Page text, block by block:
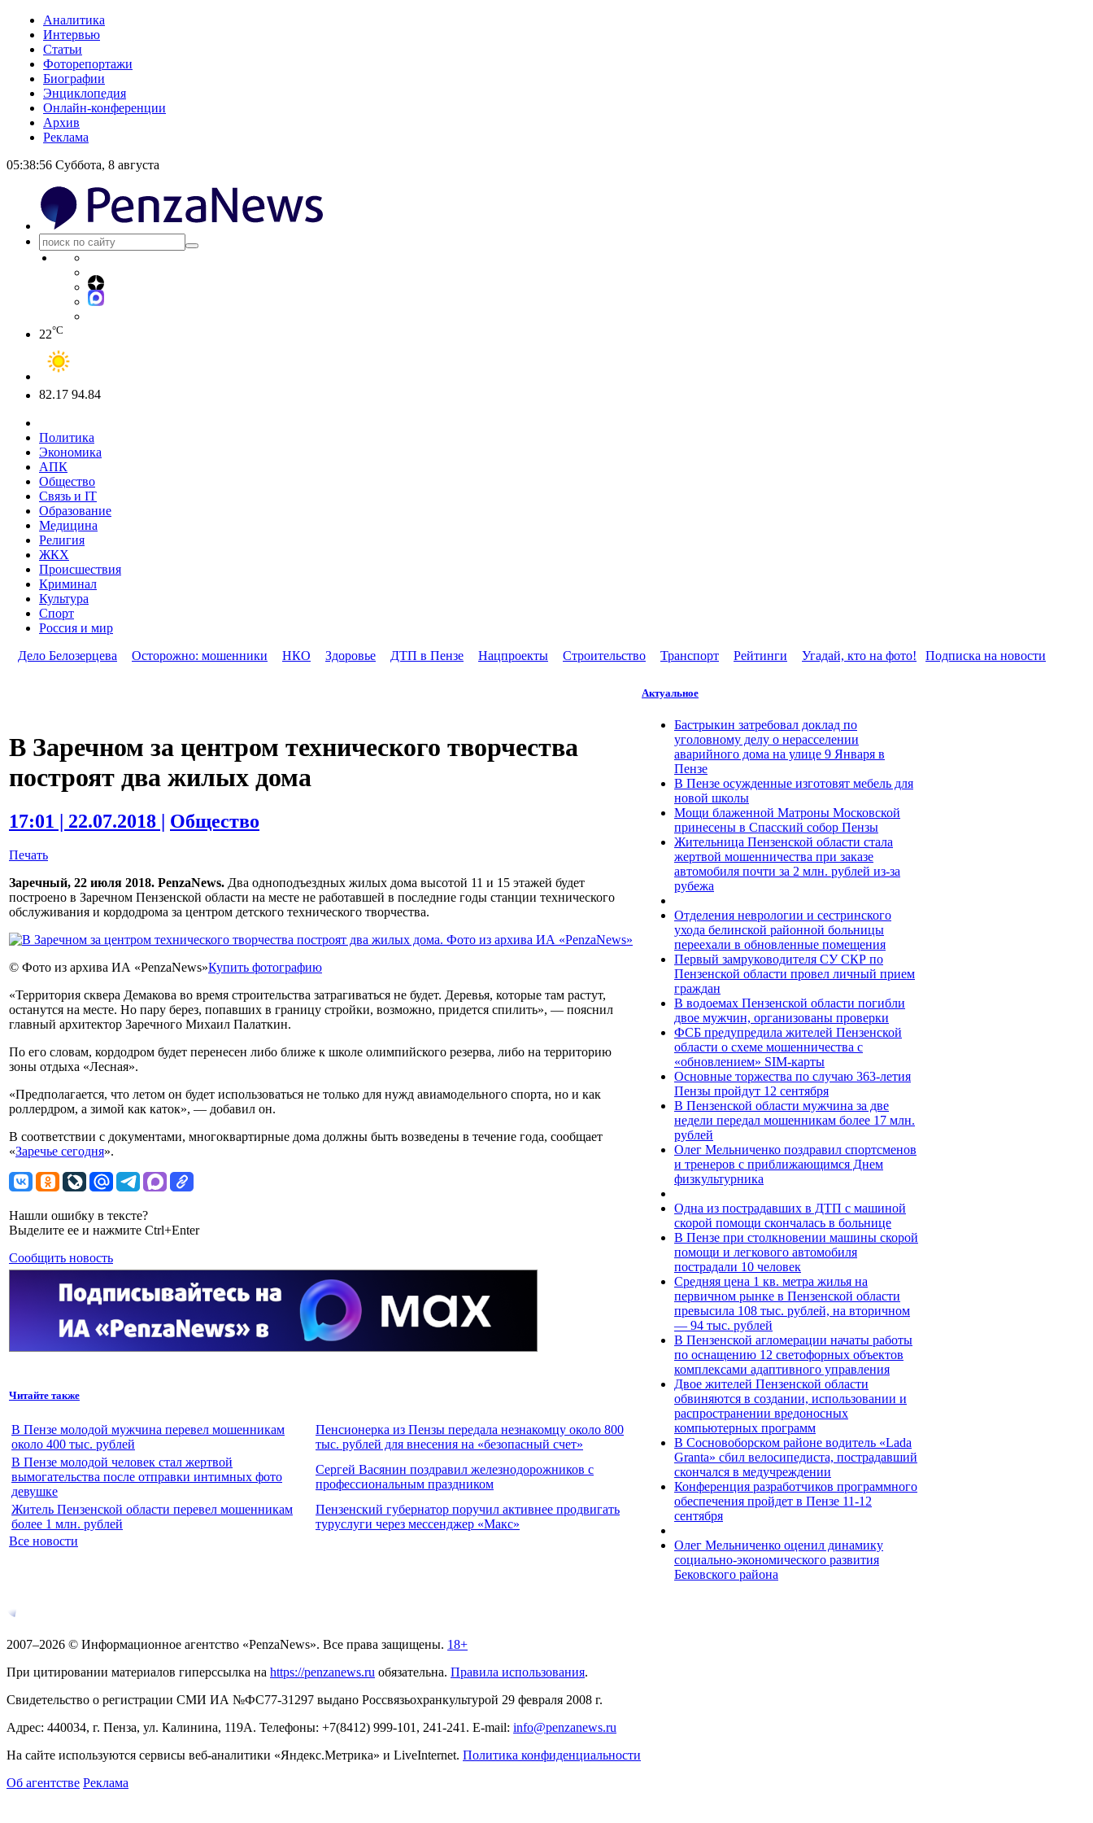
Аналитика
Интервью
Статьи
Фоторепортажи
Биографии
Энциклопедия
Онлайн-конференции
Архив
Реклама
05:38:56 Суббота, 8 августа
22°C
82.17 94.84
Политика
Экономика
АПК
Общество
Связь и IT
Образование
Медицина
Религия
ЖКХ
Происшествия
Криминал
Культура
Спорт
Россия и мир
Дело Белозерцева
Осторожно: мошенники НКО Здоровье ДТП в Пензе Нацпроекты Строительство Транспорт Рейтинги Угадай, кто на фото! Подписка на новости
В Заречном за центром технического творчества
построят два жилых дома
17:01 | 22.07.2018 | Общество
Печать
Заречный, 22 июля 2018. PenzaNews. Два одноподъездных жилых дома высотой 11 и 15 этажей будет
построено в Заречном Пензенской области на месте не работавшей в последние годы станции технического
обслуживания и кордодрома за центром детского технического творчества.
© Фото из архива ИА «PenzaNews»Купить фотографию
«Территория сквера Демакова во время строительства затрагиваться не будет. Деревья, которые там растут,
останутся на месте. Но пару берез, попавших в границу стройки, возможно, придется спилить», — пояснил
главный архитектор Заречного Михаил Палаткин.
По его словам, кордодром будет перенесен либо ближе к школе олимпийского резерва, либо на территорию
зоны отдыха «Лесная».
«Предполагается, что летом он будет использоваться не только для нужд авиамодельного спорта, но и как
роллердром, а зимой как каток», — добавил он.
В соответствии с документами, многоквартирные дома должны быть возведены в течение года, сообщает
«Заречье сегодня».
Нашли ошибку в тексте?
Выделите ее и нажмите Ctrl+Enter
Сообщить новость
Читайте также
В Пензе молодой мужчина перевел мошенникам
около 400 тыс. рублей
Пенсионерка из Пензы передала незнакомцу около 800
тыс. рублей для внесения на «безопасный счет»
В Пензе молодой человек стал жертвой
вымогательства после отправки интимных фото
девушке
Сергей Васянин поздравил железнодорожников с
профессиональным праздником
Житель Пензенской области перевел мошенникам
более 1 млн. рублей
Пензенский губернатор поручил активнее продвигать
туруслуги через мессенджер «Макс»
Все новости
Актуальное
Бастрыкин затребовал доклад по
уголовному делу о нерасселении
аварийного дома на улице 9 Января в
Пензе
В Пензе осужденные изготовят мебель для
новой школы
Мощи блаженной Матроны Московской
принесены в Спасский собор Пензы
Жительница Пензенской области стала
жертвой мошенничества при заказе
автомобиля почти за 2 млн. рублей из-за
рубежа
Отделения неврологии и сестринского
ухода белинской районной больницы
переехали в обновленные помещения
Первый замруководителя СУ СКР по
Пензенской области провел личный прием
граждан
В водоемах Пензенской области погибли
двое мужчин, организованы проверки
ФСБ предупредила жителей Пензенской
области о схеме мошенничества c
«обновлением» SIM-карты
Основные торжества по случаю 363-летия
Пензы пройдут 12 сентября
В Пензенской области мужчина за две
недели передал мошенникам более 17 млн.
рублей
Олег Мельниченко поздравил спортсменов
и тренеров с приближающимся Днем
физкультурника
Одна из пострадавших в ДТП с машиной
скорой помощи скончалась в больнице
В Пензе при столкновении машины скорой
помощи и легкового автомобиля
пострадали 10 человек
Средняя цена 1 кв. метра жилья на
первичном рынке в Пензенской области
превысила 108 тыс. рублей, на вторичном
— 94 тыс. рублей
В Пензенской агломерации начаты работы
по оснащению 12 светофорных объектов
комплексами адаптивного управления
Двое жителей Пензенской области
обвиняются в создании, использовании и
распространении вредоносных
компьютерных программ
В Сосновоборском районе водитель «Lada
Granta» сбил велосипедиста, пострадавший
скончался в медучреждении
Конференция разработчиков программного
обеспечения пройдет в Пензе 11-12
сентября
Олег Мельниченко оценил динамику
социально-экономического развития
Бековского района
2007–2026 © Информационное агентство «PenzaNews». Все права защищены. 18+
При цитировании материалов гиперссылка на https://penzanews.ru обязательна. Правила использования.
Свидетельство о регистрации СМИ ИА №ФС77-31297 выдано Россвязьохранкультурой 29 февраля 2008 г.
Адрес: 440034, г. Пенза, ул. Калинина, 119А. Телефоны: +7(8412) 999-101, 241-241 . E-mail: info@penzanews.ru
На сайте используются сервисы веб-аналитики «Яндекс.Метрика» и LiveInternet. Политика конфиденциальности
Об агентстве Реклама